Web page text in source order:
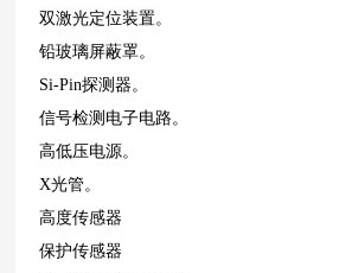
双激光定位装置。
铅玻璃屏蔽罩。
Si-Pin探测器。
信号检测电子电路。
高低压电源。
X光管。
高度传感器
保护传感器